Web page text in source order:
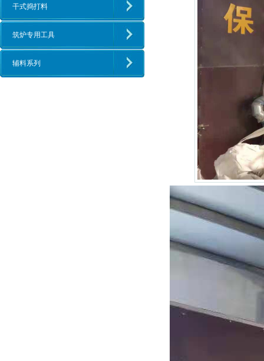
干式捣打料
筑炉专用工具
辅料系列